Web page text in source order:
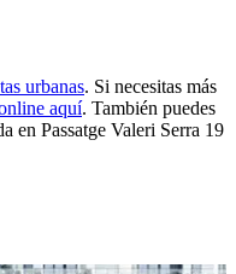
urbanas. Si necesitas más
aquí. También puedes
en Passatge Valeri Serra 19